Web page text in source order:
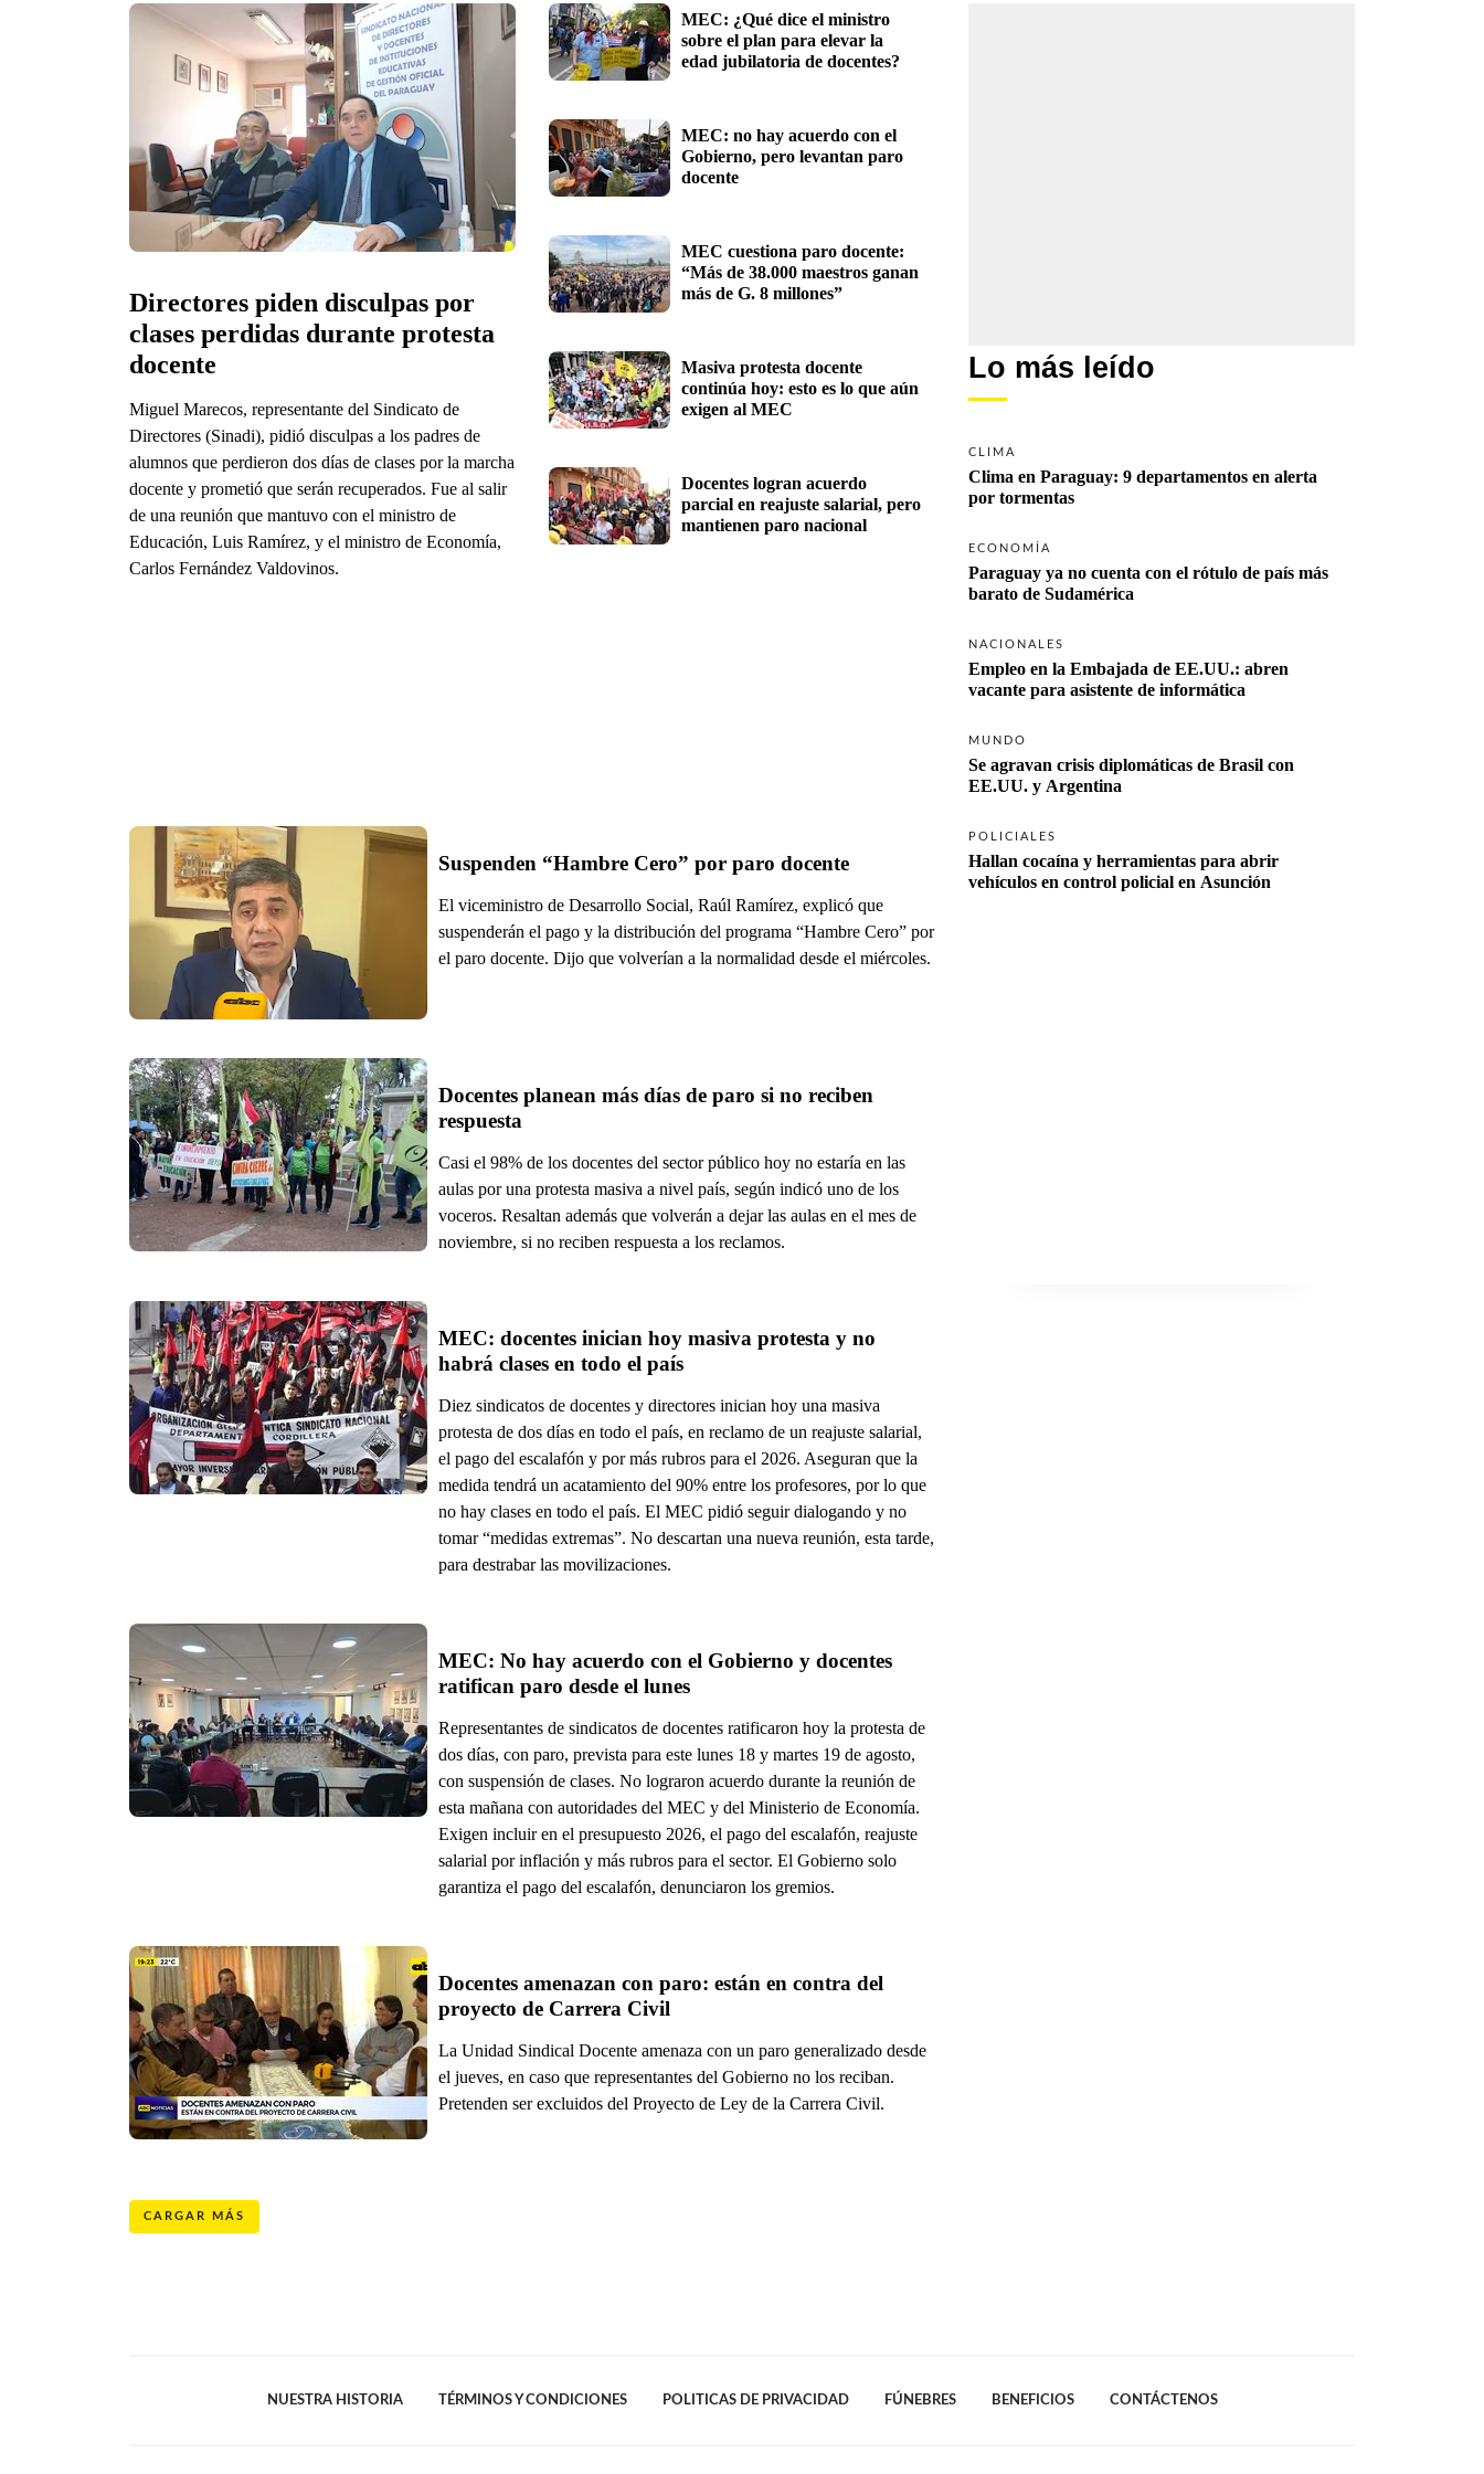
Directores piden disculpas por
clases perdidas durante protesta
docente
Miguel Marecos, representante del Sindicato de
Directores (Sinadi), pidió disculpas a los padres de
alumnos que perdieron dos días de clases por la marcha
docente y prometió que serán recuperados. Fue al salir
de una reunión que mantuvo con el ministro de
Educación, Luis Ramírez, y el ministro de Economía,
Carlos Fernández Valdovinos.
MEC: ¿Qué dice el ministro
sobre el plan para elevar la
edad jubilatoria de docentes?
MEC: no hay acuerdo con el
Gobierno, pero levantan paro
docente
MEC cuestiona paro docente:
“Más de 38.000 maestros ganan
más de G. 8 millones”
Masiva protesta docente
continúa hoy: esto es lo que aún
exigen al MEC
Docentes logran acuerdo
parcial en reajuste salarial, pero
mantienen paro nacional
Suspenden “Hambre Cero” por paro docente
El viceministro de Desarrollo Social, Raúl Ramírez, explicó que
suspenderán el pago y la distribución del programa “Hambre Cero” por
el paro docente. Dijo que volverían a la normalidad desde el miércoles.
Docentes planean más días de paro si no reciben
respuesta
Casi el 98% de los docentes del sector público hoy no estaría en las
aulas por una protesta masiva a nivel país, según indicó uno de los
voceros. Resaltan además que volverán a dejar las aulas en el mes de
noviembre, si no reciben respuesta a los reclamos.
MEC: docentes inician hoy masiva protesta y no
habrá clases en todo el país
Diez sindicatos de docentes y directores inician hoy una masiva
protesta de dos días en todo el país, en reclamo de un reajuste salarial,
el pago del escalafón y por más rubros para el 2026. Aseguran que la
medida tendrá un acatamiento del 90% entre los profesores, por lo que
no hay clases en todo el país. El MEC pidió seguir dialogando y no
tomar “medidas extremas”. No descartan una nueva reunión, esta tarde,
para destrabar las movilizaciones.
MEC: No hay acuerdo con el Gobierno y docentes
ratifican paro desde el lunes
Representantes de sindicatos de docentes ratificaron hoy la protesta de
dos días, con paro, prevista para este lunes 18 y martes 19 de agosto,
con suspensión de clases. No lograron acuerdo durante la reunión de
esta mañana con autoridades del MEC y del Ministerio de Economía.
Exigen incluir en el presupuesto 2026, el pago del escalafón, reajuste
salarial por inflación y más rubros para el sector. El Gobierno solo
garantiza el pago del escalafón, denunciaron los gremios.
Docentes amenazan con paro: están en contra del
proyecto de Carrera Civil
La Unidad Sindical Docente amenaza con un paro generalizado desde
el jueves, en caso que representantes del Gobierno no los reciban.
Pretenden ser excluidos del Proyecto de Ley de la Carrera Civil.
CARGAR MÁS
Lo más leído
CLIMA
Clima en Paraguay: 9 departamentos en alerta
por tormentas
ECONOMÍA
Paraguay ya no cuenta con el rótulo de país más
barato de Sudamérica
NACIONALES
Empleo en la Embajada de EE.UU.: abren
vacante para asistente de informática
MUNDO
Se agravan crisis diplomáticas de Brasil con
EE.UU. y Argentina
POLICIALES
Hallan cocaína y herramientas para abrir
vehículos en control policial en Asunción
NUESTRA HISTORIA TÉRMINOS Y CONDICIONES POLITICAS DE PRIVACIDAD FÚNEBRES BENEFICIOS CONTÁCTENOS